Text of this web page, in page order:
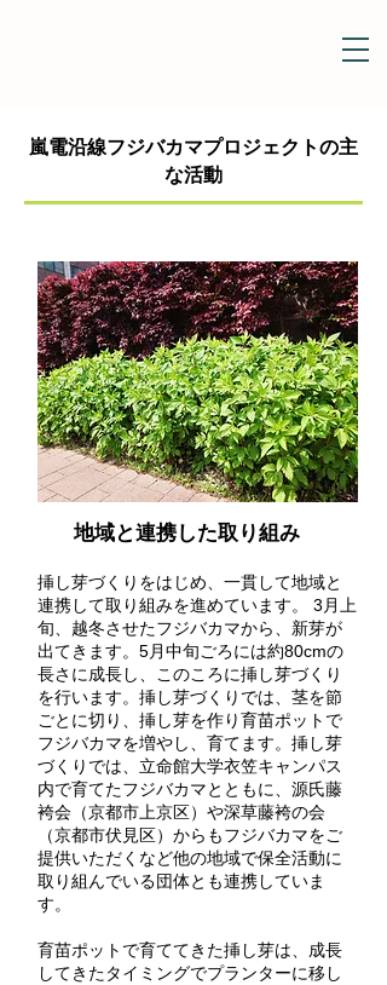
嵐電沿線フジバカマプロジェクトの主
な活動
地域と連携した取り組み
挿し芽づくりをはじめ、一貫して地域と
連携して取り組みを進めています。 3月上
旬、越冬させたフジバカマから、新芽が
出てきます。5月中旬ごろには約80cmの
長さに成長し、このころに挿し芽づくり
を行います。挿し芽づくりでは、茎を節
ごとに切り、挿し芽を作り育苗ポットで
フジバカマを増やし、育てます。挿し芽
づくりでは、立命館大学衣笠キャンパス
内で育てたフジバカマとともに、源氏藤
袴会（京都市上京区）や深草藤袴の会
（京都市伏見区）からもフジバカマをご
提供いただくなど他の地域で保全活動に
取り組んでいる団体とも連携していま
す。
育苗ポットで育ててきた挿し芽は、成長
してきたタイミングでプランターに移し